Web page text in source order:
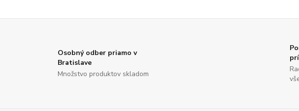
Osobný odber priamo v
Bratislave
Množstvo produktov skladom